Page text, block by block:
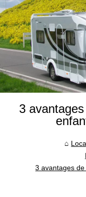
3
3 avantages de